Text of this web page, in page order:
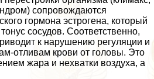
сопровождаются
гормона эстрогена, который
сосудов. Соответственно,
к нарушению регуляции и
отливам крови от головы. Это
жара и нехватки воздуха, а